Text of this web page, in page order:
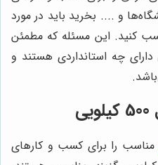
و .... بخرید باید در مورد
کنید. این مسئله که مطمئن
چه استانداردی هستند و
مناسب را برای کسب و کارهای